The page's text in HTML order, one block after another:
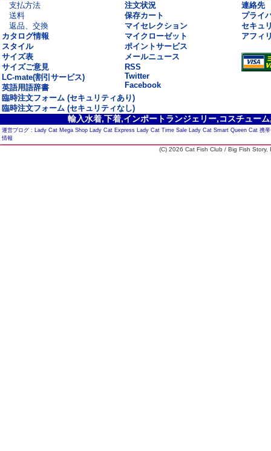
支払方法
送料
返品、交換
カタログ情報
スタイル
サイズ表
サイズご意見
LC-mate(割引サービス)
英語用語辞書
注文状況
保存カート
マイセレクション
マイクローゼット
ポイントサービス
メールニュース
RSS
Twitter
Facebook
連絡先
プライ
セキュ
アフィ
臨時注文フォーム (セキュリティあり)
臨時注文フォーム (セキュリティなし)
輸入水着,下着,インポートランジェリー,コスチュー
運営ブログ : Lady Cat Mega Shop Lady Cat Express Lady Cat Time Sale Lady Cat Smart Queen Cat 携
情報
(C) 2026 Cat Fish Club / Big Fish Story,